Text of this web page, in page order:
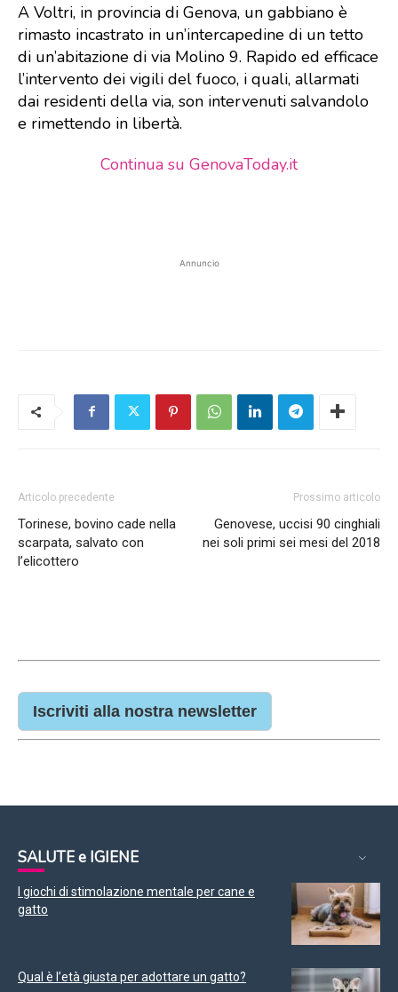
A Voltri, in provincia di Genova, un gabbiano è
rimasto incastrato in un’intercapedine di un tetto
di un’abitazione di via Molino 9. Rapido ed efficace
l’intervento dei vigili del fuoco, i quali, allarmati
dai residenti della via, son intervenuti salvandolo
e rimettendo in libertà.
Continua su GenovaToday.it
Annuncio
Articolo precedente
Torinese, bovino cade nella
scarpata, salvato con
l’elicottero
Prossimo articolo
Genovese, uccisi 90 cinghiali
nei soli primi sei mesi del 2018
Iscriviti alla nostra newsletter
SALUTE e IGIENE
I giochi di stimolazione mentale per cane e
gatto
Qual è l’età giusta per adottare un gatto?